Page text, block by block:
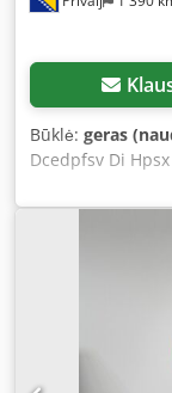
Būklė: geras
Dcedpfsv Di Hpsx